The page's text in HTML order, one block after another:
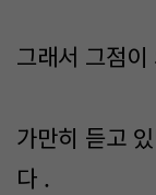
그래서 그점
가만히 듣고
다 .